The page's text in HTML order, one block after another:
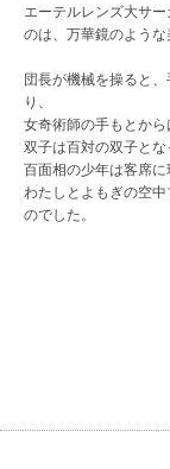
エーテルレンズ大サ
のは、万華鏡のような
団長が機械を操ると
り、
女奇術師の手もとから
双子は百対の双子とな
百面相の少年は客席に
わたしとよもぎの空
のでした。